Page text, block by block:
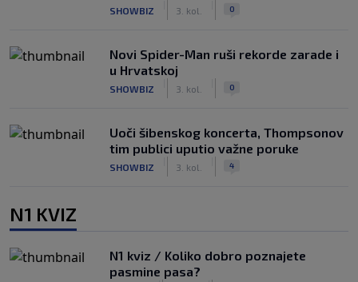
SHOWBIZ 3. kol. 0
Novi Spider-Man ruši rekorde zarade i
u Hrvatskoj
SHOWBIZ 3. kol. 0
Uoči šibenskog koncerta, Thompsonov
tim publici uputio važne poruke
SHOWBIZ 3. kol. 4
N1 KVIZ
N1 kviz / Koliko dobro poznajete
pasmine pasa?